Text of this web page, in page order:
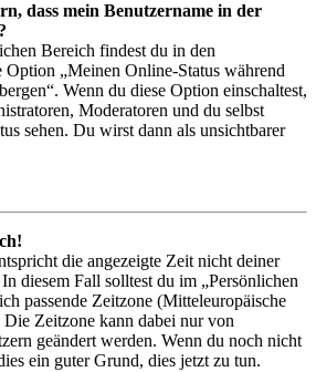
dass mein Benutzername in der
Bereich findest du in den
Option „Meinen Online-Status während
Wenn du diese Option einschaltest,
Moderatoren und du selbst
sehen. Du wirst dann als unsichtbarer
die angezeigte Zeit nicht deiner
diesem Fall solltest du im „Persönlichen
passende Zeitzone (Mitteleuropäische
Zeitzone kann dabei nur von
geändert werden. Wenn du noch nicht
ein guter Grund, dies jetzt zu tun.